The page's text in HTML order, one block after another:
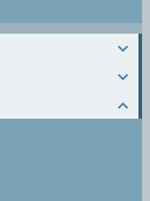


